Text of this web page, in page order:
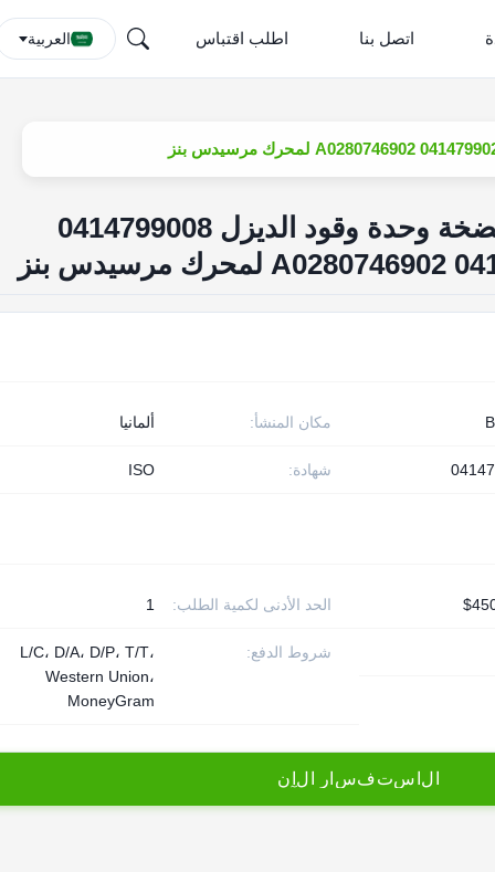
اتصل بنا اطلب اقتباس العربية
بوسخ جديدة مجموعة مضخة وحدة وقود الديزل 0414799008
مكان المنشأ: ألمانيا
شهادة: ISO
الحد الأدنى لكمية الطلب: 1
شروط الدفع:
L/C، D/A، D/P، T/T،
Western Union،
MoneyGram
ل ستفس ر ل ن